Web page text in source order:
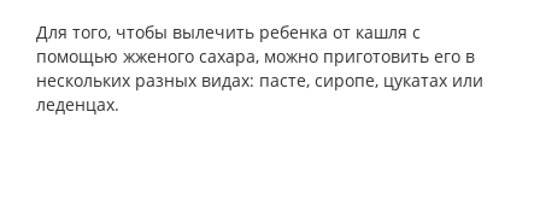
Для того, чтобы вылечить ребенка от кашля с
помощью жженого сахара, можно приготовить его в
нескольких разных видах: пасте, сиропе, цукатах или
леденцах.